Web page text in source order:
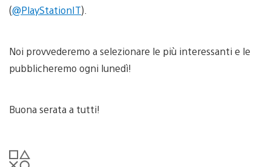
(@PlayStationIT).
Noi provvederemo a selezionare le più interessanti e le
pubblicheremo ogni lunedì!
Buona serata a tutti!